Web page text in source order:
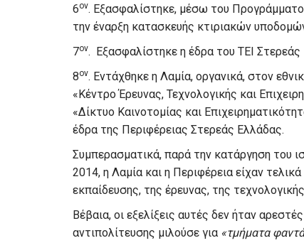
6ον. Εξασφαλίστηκε, μέσω του
την έναρξη κατασκευής κτιριακών
7ον. Εξασφαλίστηκε η έδρα του ΤΕΙ
8ον. Εντάχθηκε η Λαμία, οργανικά, στον
«Κέντρο Έρευνας, Τεχνολογικής και
«Δίκτυο Καινοτομίας και
έδρα της Περιφέρειας Στερεάς Ελλάδας.
Συμπερασματικά, παρά την κατάργηση του
2014, η Λαμία και η Περιφέρεια είχαν
εκπαίδευσης, της έρευνας, της
Βέβαια, οι εξελίξεις αυτές δεν ήταν
αντιπολίτευσης μιλούσε για «τμήματα